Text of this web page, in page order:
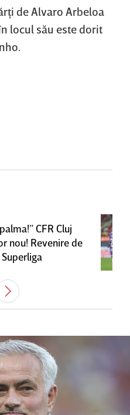
de Alvaro Arbeloa
locul său este dorit
CFR Cluj
nou! Revenire de